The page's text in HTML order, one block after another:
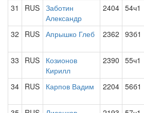
31 RUS Заботин
Александр
2404 54ч1
32 RUS Апрышко Глеб 2362 93б1
33 RUS
Козионов
Кирилл
2390 55ч1
34 RUS Карпов Вадим 2204 56б1